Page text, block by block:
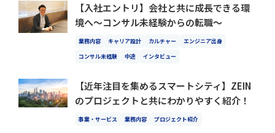
【入社エントリ】会社と共に成長できる環
境へ〜コンサル未経験からの転職〜
業務内容 キャリア設計 カルチャー
エンジニア出身
コンサル未経験
中途 インタビュー
【近年注目を集めるスマートシティ】ZEIN
のプロジェクトと共にわかりやすく紹介！
事業・サービス 業務内容 プロジェクト紹介